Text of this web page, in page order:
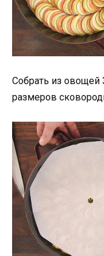
Собрать из овощей
размеров